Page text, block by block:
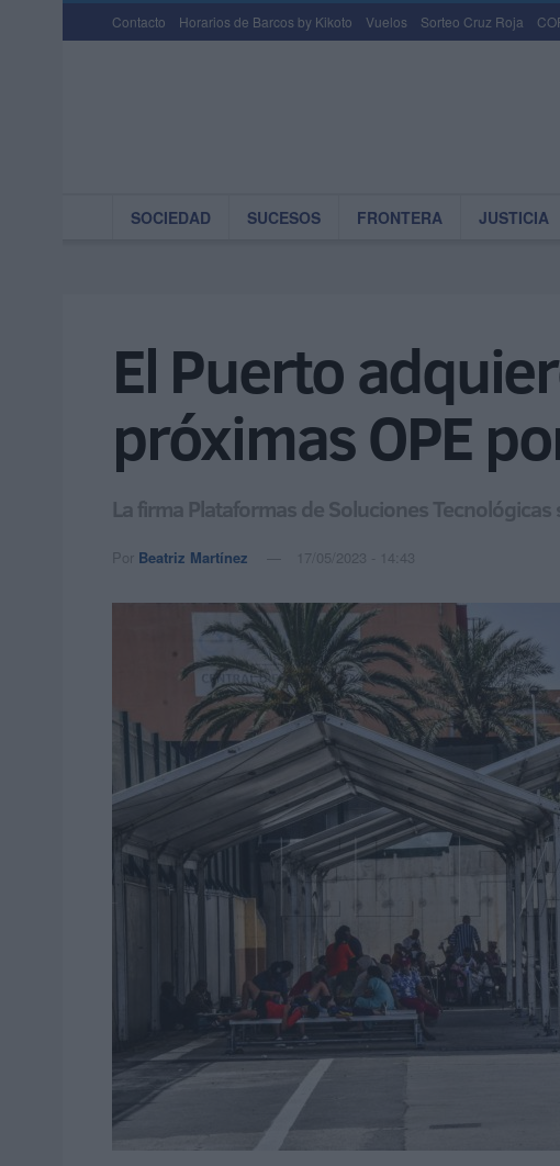
Contacto Horarios de Barcos by Kikoto Vuelos Sorteo Cruz Roja
SOCIEDAD SUCESOS FRONTERA JUSTICIA
El Puerto
próximas OPE
La firma Plataformas de Soluciones
Por Beatriz Martínez 17/05/2023 - 14:43